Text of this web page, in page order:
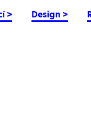
> Design >